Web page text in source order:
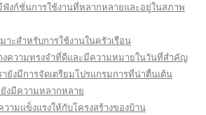
ฟังก์ชั่นการใช้งานที่หลากหลายและอยู่ในสภาพ
มาะสำหรับการใช้งานในครัวเรือน
งความทรงจำที่ดีและมีความหมายในวันที่สำคัญ
ายังมีการจัดเตรียมโปรแกรมการที่น่าตื่นเต้น
งมีความหลากหลาย
ามแข็งแรงให้กับโครงสร้างของบ้าน